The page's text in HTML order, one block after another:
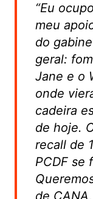
“Eu
meu
do
geral:
Jane e o
onde
cadeira
de hoje.
recall de
PCDF se